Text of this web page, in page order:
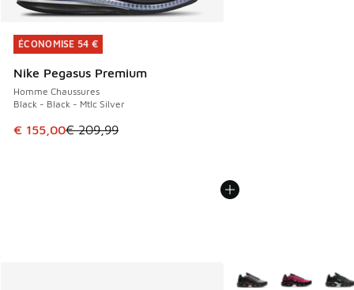
ÉCONOMISE 54 €
Nike Pegasus Premium
Homme Chaussures
Black - Black - Mtlc Silver
Cet article est en promotion. Prix en baisse de € 209,99 à
€ 155,00€ 209,99
ÉCONOMISE 54 €
Plus de couleurs